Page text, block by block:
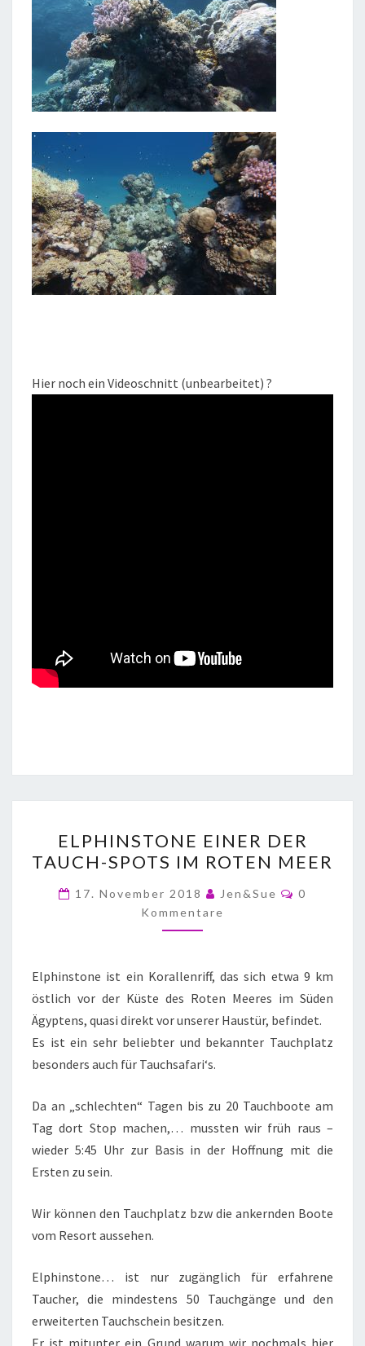
Hier noch ein Videoschnitt (unbearbeitet) ?
ELPHINSTONE EINER DER
TAUCH-SPOTS IM ROTEN MEER
17. November 2018 Jen&Sue
0
Kommentare
Elphinstone ist ein Korallenriff, das sich etwa 9 km
östlich vor der Küste des Roten Meeres im Süden
Ägyptens, quasi direkt vor unserer Haustür, befindet.
Es ist ein sehr beliebter und bekannter Tauchplatz
besonders auch für Tauchsafari‘s.
Da an „schlechten“ Tagen bis zu 20 Tauchboote am
Tag dort Stop machen,… mussten wir früh raus –
wieder 5:45 Uhr zur Basis in der Hoffnung mit die
Ersten zu sein.
Wir können den Tauchplatz bzw die ankernden Boote
vom Resort aussehen.
Elphinstone… ist nur zugänglich für erfahrene
Taucher, die mindestens 50 Tauchgänge und den
erweiterten Tauchschein besitzen.
Er ist mitunter ein Grund warum wir nochmals hier